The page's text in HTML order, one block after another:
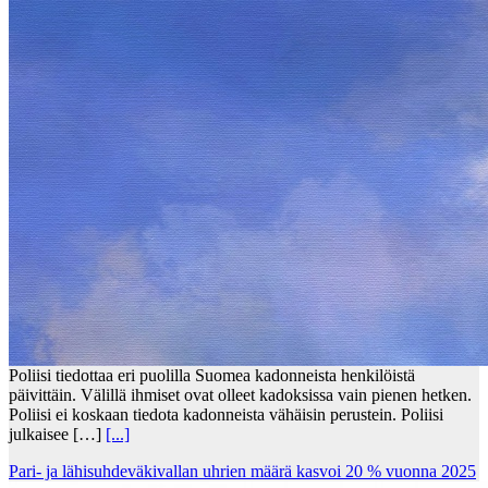
Poliisi tiedottaa eri puolilla Suomea kadonneista henkilöistä
päivittäin. Välillä ihmiset ovat olleet kadoksissa vain pienen hetken.
Poliisi ei koskaan tiedota kadonneista vähäisin perustein. Poliisi
julkaisee […] [...]
Pari- ja lähisuhdeväkivallan uhrien määrä kasvoi 20 % vuonna 2025